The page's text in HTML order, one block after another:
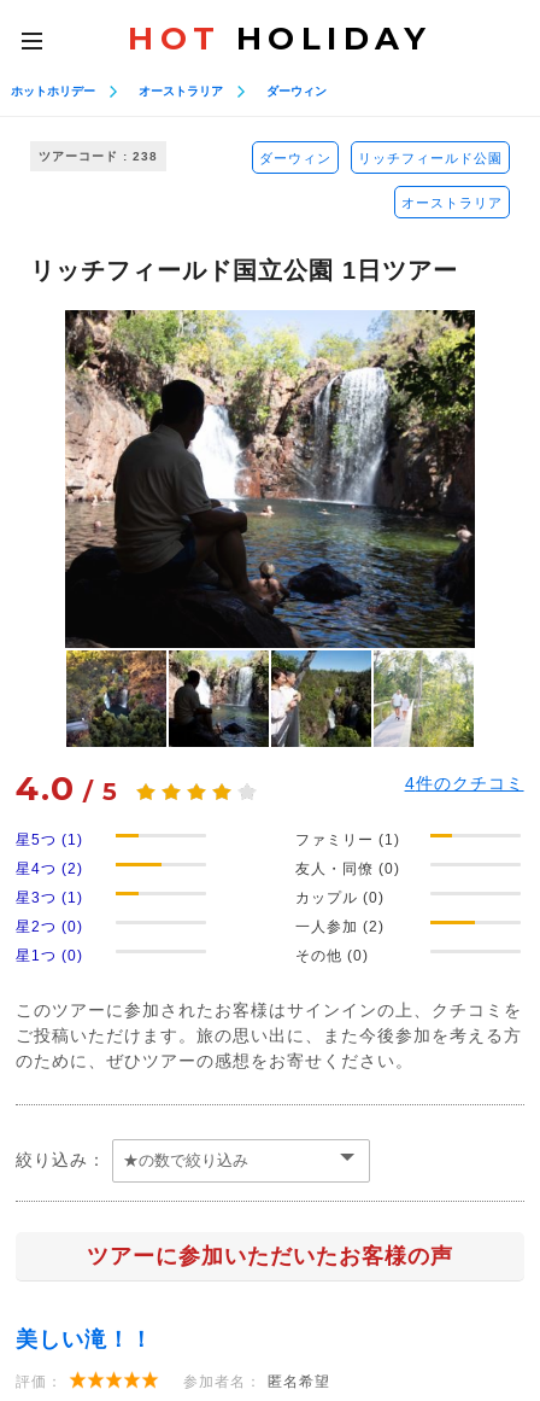
toggle
navigation
HOT HOLIDAY
ホットホリデー オーストラリア ダーウィン
ツアーコード : 238 ダーウィン リッチフィールド公園
オーストラリア
リッチフィールド国立公園 1日ツアー
4.0 /5 4件のクチコミ
星5つ (1)
星4つ (2)
星3つ (1)
星2つ (0)
星1つ (0)
ファミリー (1)
友人・同僚 (0)
カップル (0)
一人参加 (2)
その他 (0)
このツアーに参加されたお客様はサインインの上、クチコミを
ご投稿いただけます。旅の思い出に、また今後参加を考える方
のために、ぜひツアーの感想をお寄せください。
絞り込み：
ツアーに参加いただいたお客様の声
美しい滝！！
評価： 参加者名： 匿名希望